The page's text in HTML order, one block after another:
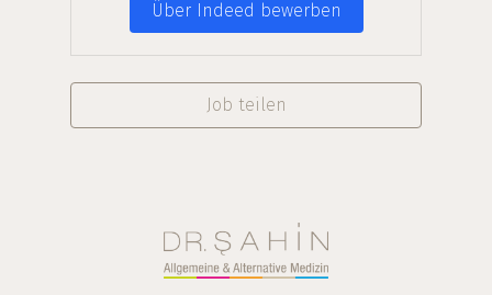
Über Indeed bewerben
Job teilen
Startseite